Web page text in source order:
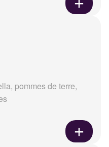
pommes de terre,